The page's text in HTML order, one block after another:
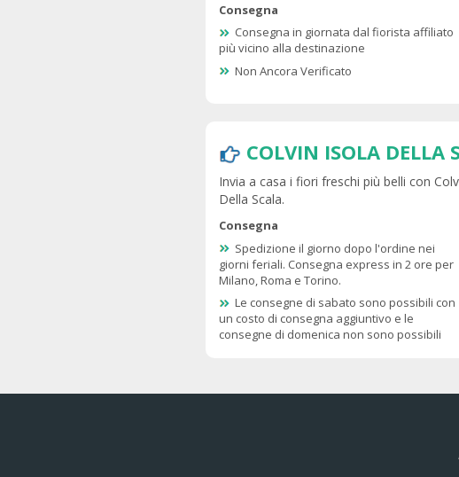
Consegna
Consegna in giornata dal fiorista affiliato
più vicino alla destinazione
Non Ancora Verificato
COLVIN ISOLA DELLA
Invia a casa i fiori freschi più belli con
Della Scala.
Consegna
Spedizione il giorno dopo l'ordine nei
giorni feriali. Consegna express in 2 ore per
Milano, Roma e Torino.
Le consegne di sabato sono possibili con
un costo di consegna aggiuntivo e le
consegne di domenica non sono possibili